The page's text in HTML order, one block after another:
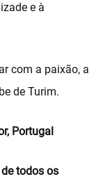
e à
com a paixão, a
de Turim.
Portugal
de todos os